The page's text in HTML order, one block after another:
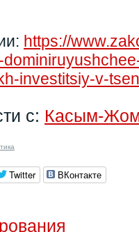
https://
investitsiy-v-
с: Касым-
Twitter ВКонтакте